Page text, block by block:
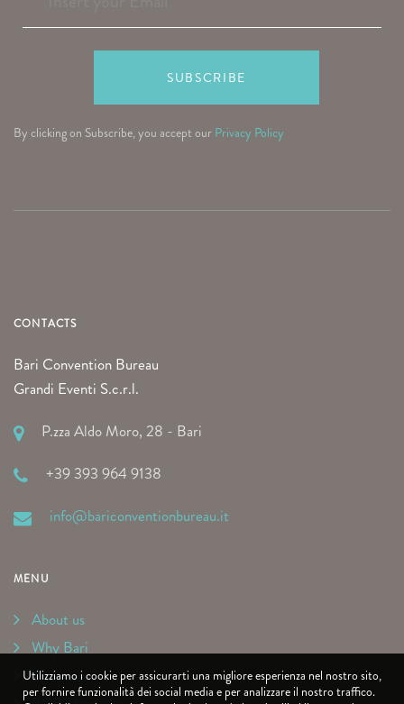
SUBSCRIBE
By clicking on Subscribe, you accept our Privacy Policy
CONTACTS
Bari Convention Bureau
Grandi Eventi S.c.r.l.
P.zza Aldo Moro, 28 - Bari
+39 393 964 9138
info@bariconventionbureau.it
MENU
About us
Why Bari
Your event
Utilizziamo i cookie per assicurarti una migliore esperienza nel nostro sito,
per fornire funzionalità dei social media e per analizzare il nostro traffico.